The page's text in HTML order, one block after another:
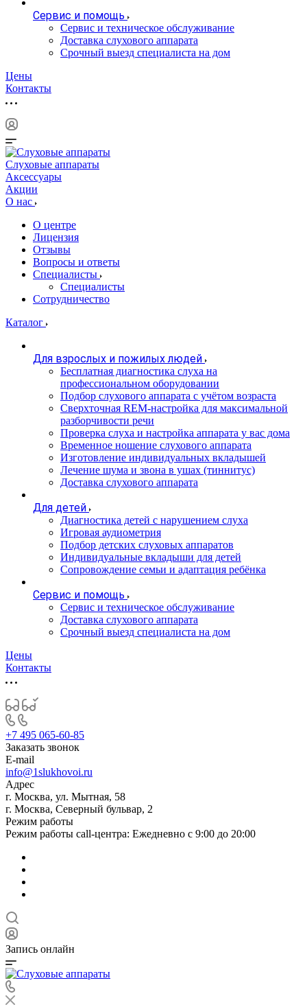
Сервис и помощь
Сервис и техническое обслуживание
Доставка слухового аппарата
Срочный выезд специалиста на дом
Цены
Контакты
Слуховые аппараты
Аксессуары
Акции
О нас
О центре
Лицензия
Отзывы
Вопросы и ответы
Специалисты
Специалисты
Сотрудничество
Каталог
Для взрослых и пожилых людей
Бесплатная диагностика слуха на
профессиональном оборудовании
Подбор слухового аппарата с учётом возраста
Сверхточная REM-настройка для максимальной
разборчивости речи
Проверка слуха и настройка аппарата у вас дома
Временное ношение слухового аппарата
Изготовление индивидуальных вкладышей
Лечение шума и звона в ушах (тиннитус)
Доставка слухового аппарата
Для детей
Диагностика детей с нарушением слуха
Игровая аудиометрия
Подбор детских слуховых аппаратов
Индивидуальные вкладыши для детей
Сопровождение семьи и адаптация ребёнка
Сервис и помощь
Сервис и техническое обслуживание
Доставка слухового аппарата
Срочный выезд специалиста на дом
Цены
Контакты
+7 495 065-60-85
Заказать звонок
E-mail
info@1slukhovoi.ru
Адрес
г. Москва, ул. Мытная, 58
г. Москва, Северный бульвар, 2
Режим работы
Режим работы call-центра: Ежедневно с 9:00 до 20:00
Запись онлайн